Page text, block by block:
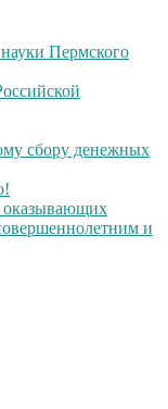
Пермского
сбору денежных
оказывающих
и